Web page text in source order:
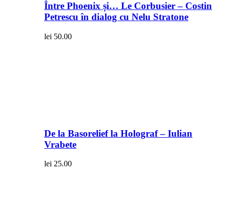
Între Phoenix și… Le Corbusier – Costin
Petrescu în dialog cu Nelu Stratone
lei 50.00
De la Basorelief la Holograf – Iulian
Vrabete
lei 25.00